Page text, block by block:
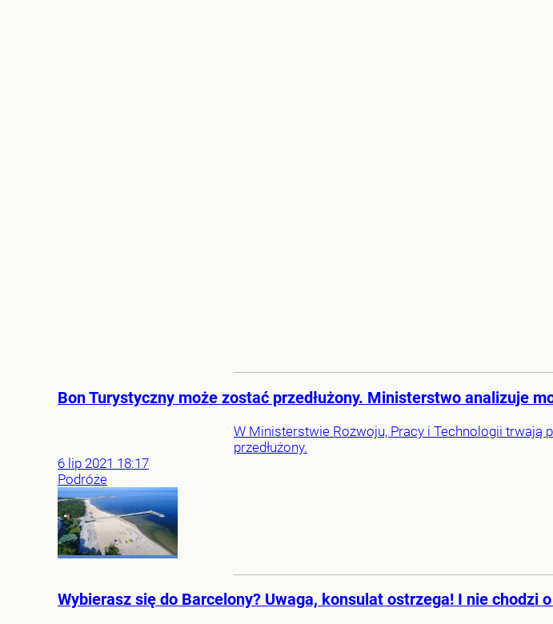
Bon Turystyczny może zostać przedłużony. Ministerstwo analizuje
W Ministerstwie Rozwoju, Pracy i Technologii trwają
przedłużony.
6 lip 2021 18:17
Podróże
Wybierasz się do Barcelony? Uwaga, konsulat ostrzega! I nie chodzi